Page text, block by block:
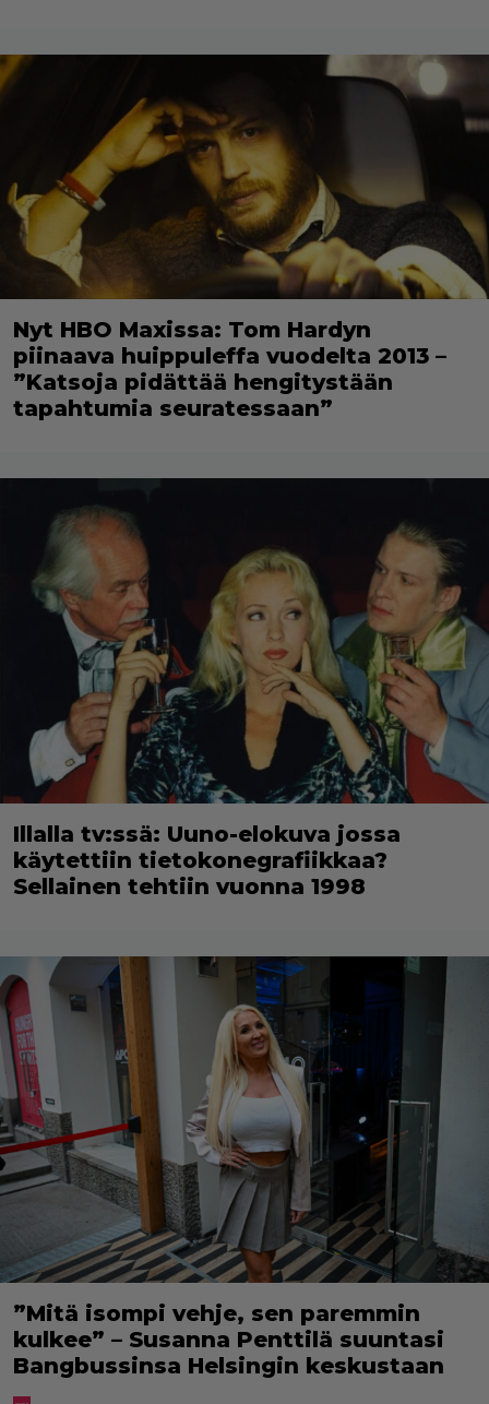
Nyt HBO Maxissa: Tom Hardyn
piinaava huippuleffa vuodelta 2013 –
”Katsoja pidättää hengitystään
tapahtumia seuratessaan”
Illalla tv:ssä: Uuno-elokuva jossa
käytettiin tietokonegrafiikkaa?
Sellainen tehtiin vuonna 1998
”Mitä isompi vehje, sen paremmin
kulkee” – Susanna Penttilä suuntasi
Bangbussinsa Helsingin keskustaan